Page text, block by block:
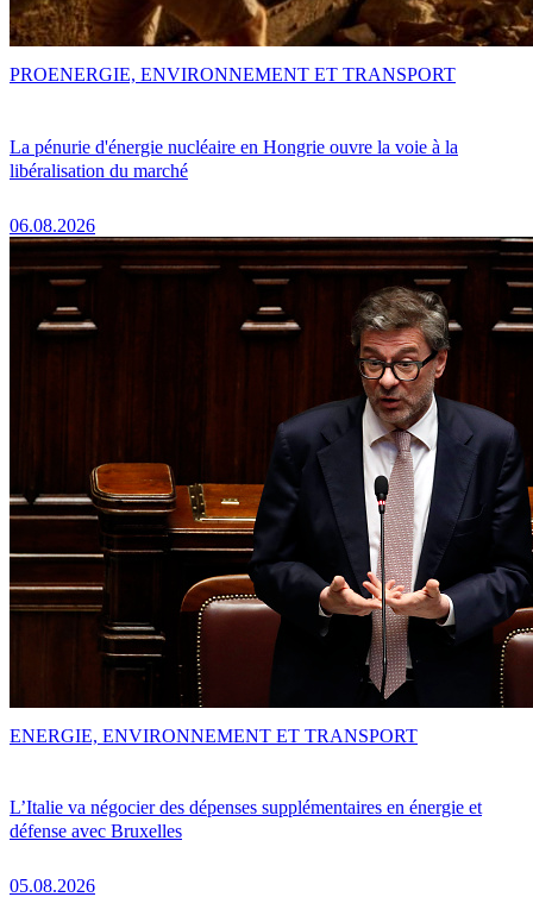
La pénurie d'énergie nucléaire en Hongrie ouvre la voie à la
libéralisation du marché
06.08.2026
PROENERGIE, ENVIRONNEMENT ET TRANSPORT
L’Italie va négocier des dépenses supplémentaires en énergie et
défense avec Bruxelles
05.08.2026
ENERGIE, ENVIRONNEMENT ET TRANSPORT